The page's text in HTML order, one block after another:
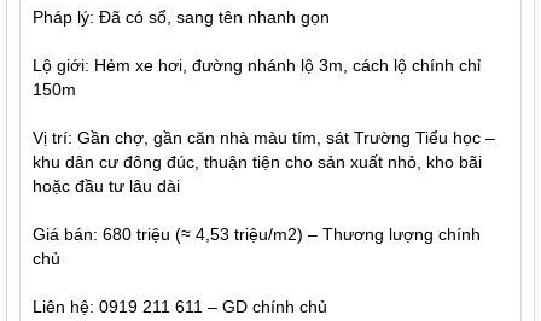
Pháp lý: Đã có sổ, sang tên nhanh gọn
Lộ giới: Hẻm xe hơi, đường nhánh lộ 3m, cách lộ chính chỉ
150m
Vị trí: Gần chợ, gần căn nhà màu tím, sát Trường Tiểu học –
khu dân cư đông đúc, thuận tiện cho sản xuất nhỏ, kho bãi
hoặc đầu tư lâu dài
Giá bán: 680 triệu (≈ 4,53 triệu/m2) – Thương lượng chính
chủ
Liên hệ: 0919 211 611 – GD chính chủ